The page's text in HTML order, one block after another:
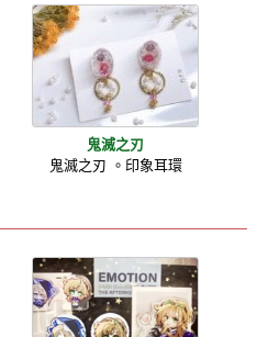
鬼滅之刃
鬼滅之刃 。印象耳環